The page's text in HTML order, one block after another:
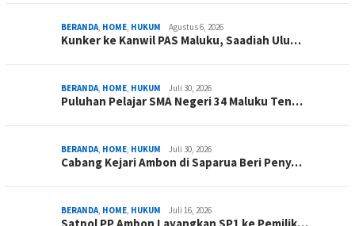
BERANDA, HOME, HUKUM Agustus 6, 2026
Kunker ke Kanwil PAS Maluku, Saadiah Ulu…
BERANDA, HOME, HUKUM Juli 30, 2026
Puluhan Pelajar SMA Negeri 34 Maluku Ten…
BERANDA, HOME, HUKUM Juli 30, 2026
Cabang Kejari Ambon di Saparua Beri Peny…
BERANDA, HOME, HUKUM Juli 16, 2026